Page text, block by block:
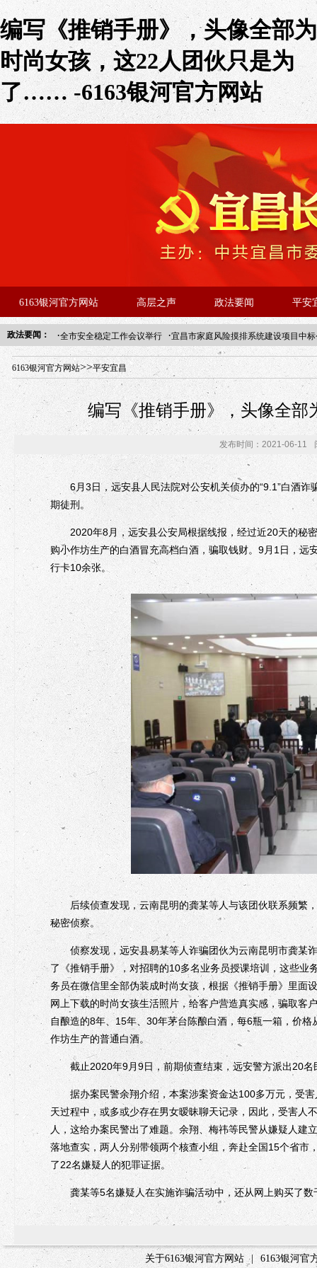
编写《推销手册》，头像全部为
时尚女孩，这22人团伙只是为
了…… -6163银河官方网站
6163银河官方网站 高层之声 政法要闻 平安
政法要闻： ·全市安全稳定工作会议举行 ·宜昌市家庭风险摸排系统建设项目中
年“招才兴业”事业单位人才引进·北京站人民大学入校工作提醒
6163银河官方网站>>平安宜昌
编写《推销手册》，头像全
发布时间：2021-06-11
6月3日，远安县人民法院对公安机关侦办的“9.1”白酒诈
期徒刑。
2020年8月，远安县公安局根据线报，经过近20天的秘
购小作坊生产的白酒冒充高档白酒，骗取钱财。9月1日，
行卡10余张。
后续侦查发现，云南昆明的龚某等人与该团伙联系频繁
秘密侦察。
侦察发现，远安县易某等人诈骗团伙为云南昆明市龚某
了《推销手册》，对招聘的10多名业务员授课培训，这些
务员在微信里全部伪装成时尚女孩，根据《推销手册》里面
网上下载的时尚女孩生活照片，给客户营造真实感，骗取客
自酿造的8年、15年、30年茅台陈酿白酒，每6瓶一箱，价
作坊生产的普通白酒。
截止2020年9月9日，前期侦查结束，远安警方派出20名
据办案民警余翔介绍，本案涉案资金达100多万元，受害
天过程中，或多或少存在男女暧昧聊天记录，因此，受害人
人，这给办案民警出了难题。余翔、梅祎等民警从嫌疑人建
落地查实，两人分别带领两个核查小组，奔赴全国15个省
了22名嫌疑人的犯罪证据。
龚某等5名嫌疑人在实施诈骗活动中，还从网上购买了数
关于6163银河官方网站 6163银河官